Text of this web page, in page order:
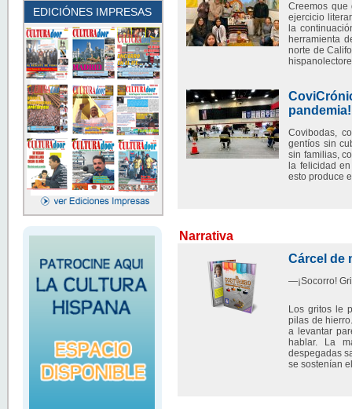
EDICIÓNES IMPRESAS
Creemos que
ejercicio
la
herramienta
norte de
pandemia!
Covibodas,
gentíos sin
sin familias,
la felicidad
esto produce
Narrativa
Cárcel de
—¡Socorro!
Los gritos le
pilas de
a levantar
hablar. La
despegadas
se sostenían